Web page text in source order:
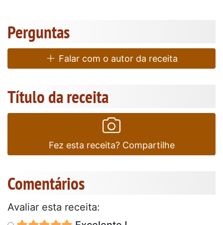
Perguntas
Falar com o autor da receita
Título da receita
Fez esta receita? Compartilhe
Comentários
Avaliar esta receita: